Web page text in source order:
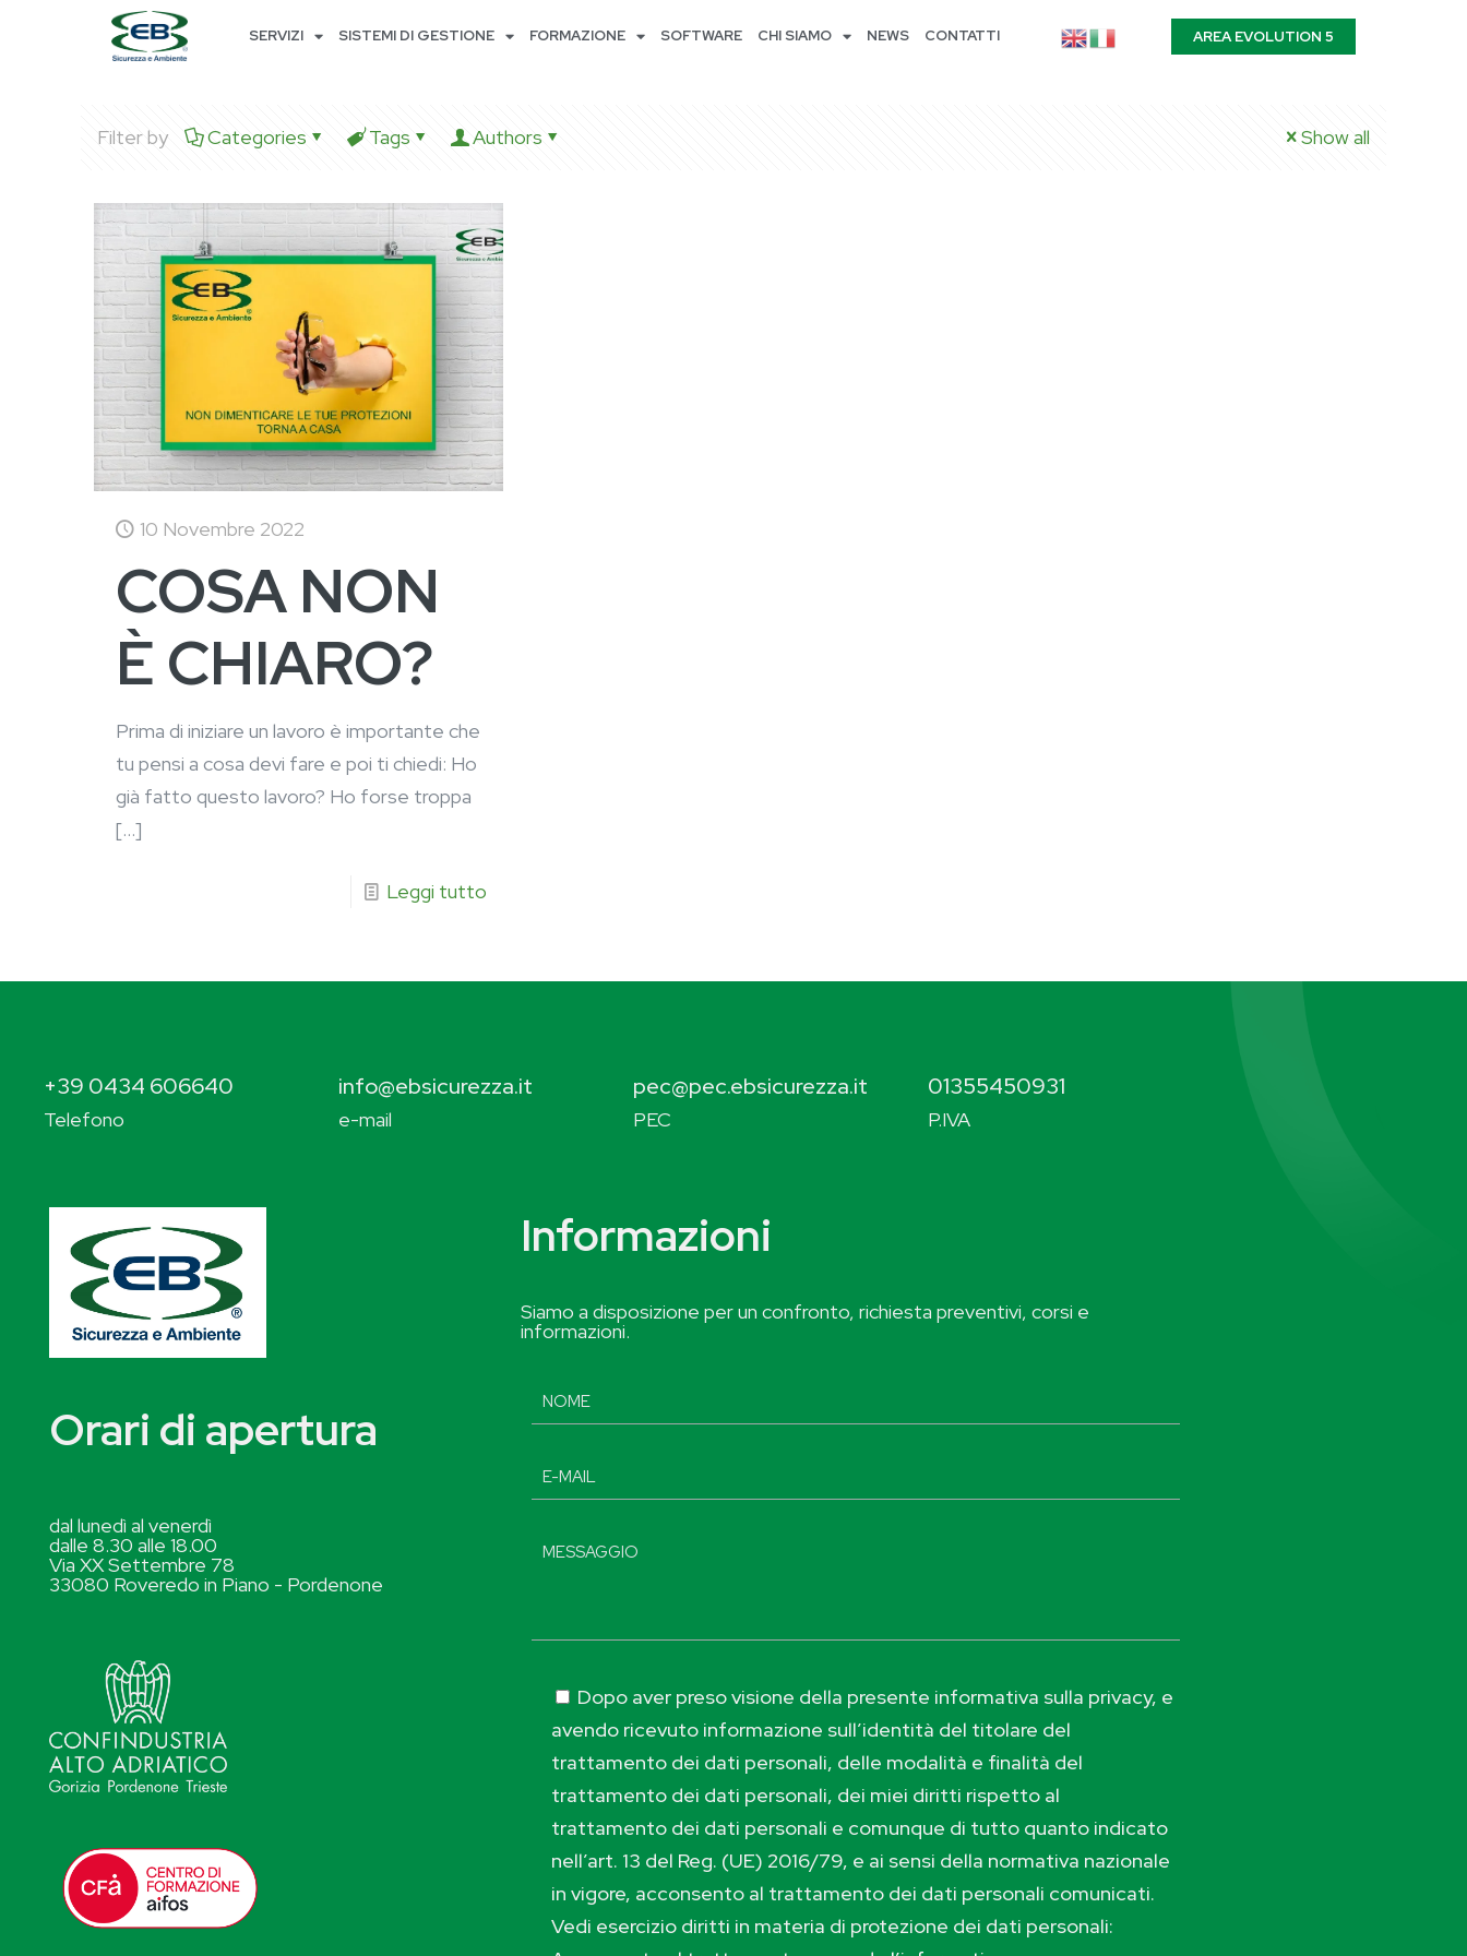
SERVIZI SISTEMI DI GESTIONE FORMAZIONE SOFTWARE CHI SIAMO NEWS CONTATTI AREA EVOLUTION 5
Filter by Categories Tags Authors Show all
10 Novembre 2022
COSA NON
È CHIARO?
Prima di iniziare un lavoro è importante che
tu pensi a cosa devi fare e poi ti chiedi: Ho
già fatto questo lavoro? Ho forse troppa
[…]
Leggi tutto
+39 0434 606640
Telefono
info@ebsicurezza.it
e-mail
pec@pec.ebsicurezza.it
PEC
01355450931
P.IVA
Orari di apertura
dal lunedì al venerdì
dalle 8.30 alle 18.00
Via XX Settembre 78
33080 Roveredo in Piano - Pordenone
Informazioni
Siamo a disposizione per un confronto, richiesta preventivi, corsi e
informazioni.
Dopo aver preso visione della presente informativa sulla privacy, e
avendo ricevuto informazione sull’identità del titolare del
trattamento dei dati personali, delle modalità e finalità del
trattamento dei dati personali, dei miei diritti rispetto al
trattamento dei dati personali e comunque di tutto quanto indicato
nell’art. 13 del Reg. (UE) 2016/79, e ai sensi della normativa nazionale
in vigore, acconsento al trattamento dei dati personali comunicati.
Vedi esercizio diritti in materia di protezione dei dati personali: